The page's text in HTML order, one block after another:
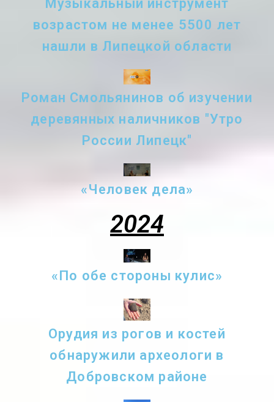
Музыкальный инструмент
возрастом не менее 5500 лет
нашли в Липецкой области
Роман Смольянинов об изучении
деревянных наличников "Утро
России Липецк"
«Человек дела»
2024
«По обе стороны кулис»
Орудия из рогов и костей
обнаружили археологи в
Добровском районе